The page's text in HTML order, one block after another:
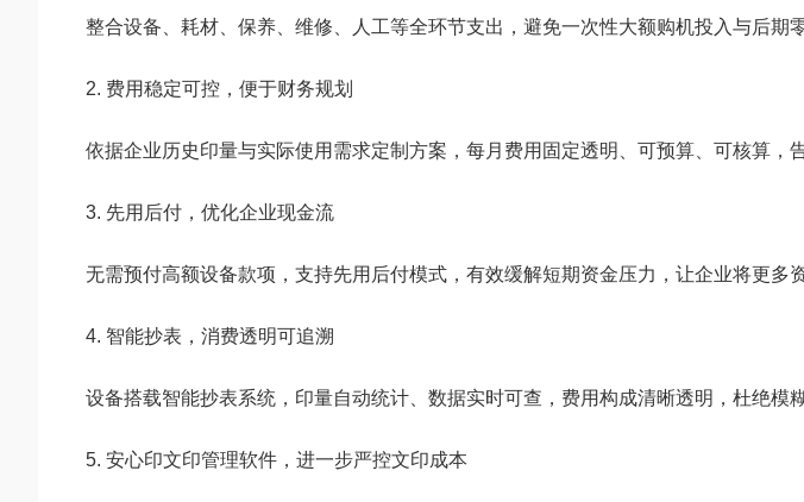
整合设备、耗材、保养、维修、人工等全环节支出，避免一次性大额购机投入与后
2. 费用稳定可控，便于财务规划
依据企业历史印量与实际使用需求定制方案，每月费用固定透明、可预算、可核算，
3. 先用后付，优化企业现金流
无需预付高额设备款项，支持先用后付模式，有效缓解短期资金压力，让企业将更多
4. 智能抄表，消费透明可追溯
设备搭载智能抄表系统，印量自动统计、数据实时可查，费用构成清晰透明，杜绝模
5. 安心印文印管理软件，进一步严控文印成本